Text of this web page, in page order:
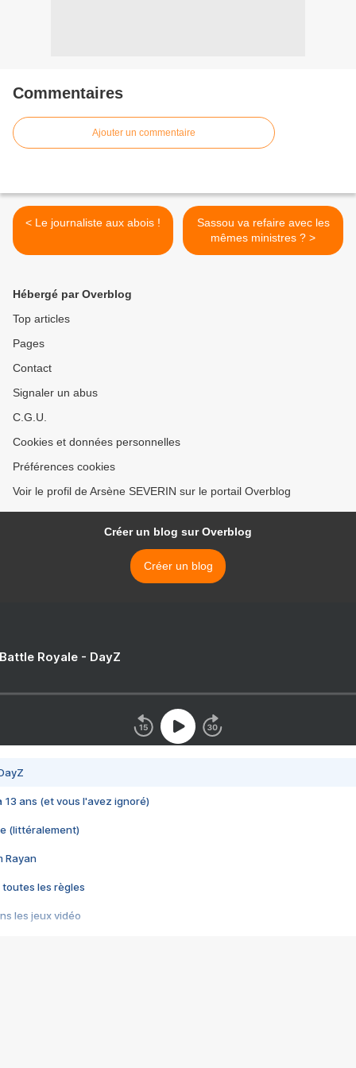
Commentaires
Ajouter un commentaire
< Le journaliste aux abois !
Sassou va refaire avec les
mêmes ministres ? >
Hébergé par Overblog
Top articles
Pages
Contact
Signaler un abus
C.G.U.
Cookies et données personnelles
Préférences cookies
Voir le profil de Arsène SEVERIN sur le portail Overblog
Créer un blog sur Overblog
Créer un blog
Royale - DayZ
13 ans (et vous l'avez ignoré)
(littéralement)
Rayan
toutes les règles
les jeux vidéo